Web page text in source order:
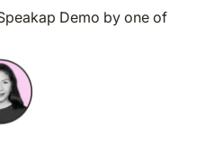
Demo by one of